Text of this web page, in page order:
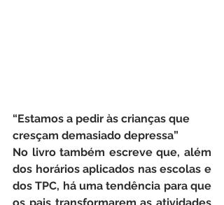
“Estamos a pedir às crianças que
cresçam demasiado depressa”
No livro também escreve que, além
dos horários aplicados nas escolas e
dos TPC, há uma tendência para que
os pais transformarem as atividades